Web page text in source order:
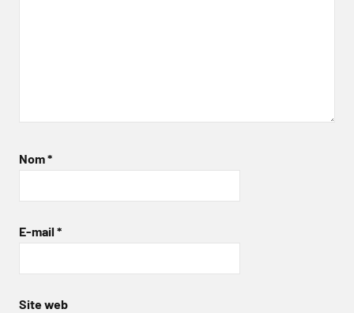
Nom*
E-mail *
Site web